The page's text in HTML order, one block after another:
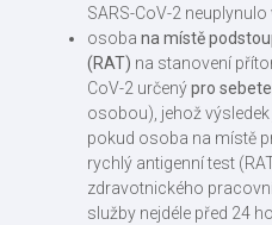
SARS-CoV-2
osoba na místě
(RAT) na stanovení
CoV-2 určenýpro
osobou), jehož
pokud osoba na místě
rychlý antigenní test
zdravotnického
služby nejdéle před 24